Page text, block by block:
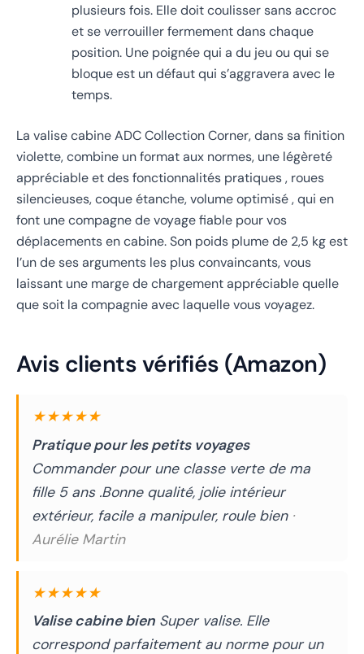
plusieurs fois. Elle doit coulisser sans accroc
et se verrouiller fermement dans chaque
position. Une poignée qui a du jeu ou qui se
bloque est un défaut qui s’aggravera avec le
temps.
La valise cabine ADC Collection Corner, dans sa finition
violette, combine un format aux normes, une légèreté
appréciable et des fonctionnalités pratiques , roues
silencieuses, coque étanche, volume optimisé , qui en
font une compagne de voyage fiable pour vos
déplacements en cabine. Son poids plume de 2,5 kg est
l’un de ses arguments les plus convaincants, vous
laissant une marge de chargement appréciable quelle
que soit la compagnie avec laquelle vous voyagez.
Avis clients vérifiés (Amazon)
★★★★★
Pratique pour les petits voyages
Commander pour une classe verte de ma
fille 5 ans .Bonne qualité, jolie intérieur
extérieur, facile a manipuler, roule bien ·
Aurélie Martin
★★★★★
Valise cabine bien Super valise. Elle
correspond parfaitement au norme pour un